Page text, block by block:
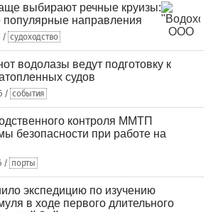
выбирают речные круизы:
направления
/ судоходство
водолазы ведут подготовку к
судов
/ события
контроля ММТП
безопасности при работе на
/ порты
экспедицию по изучению
в ходе первого длительного